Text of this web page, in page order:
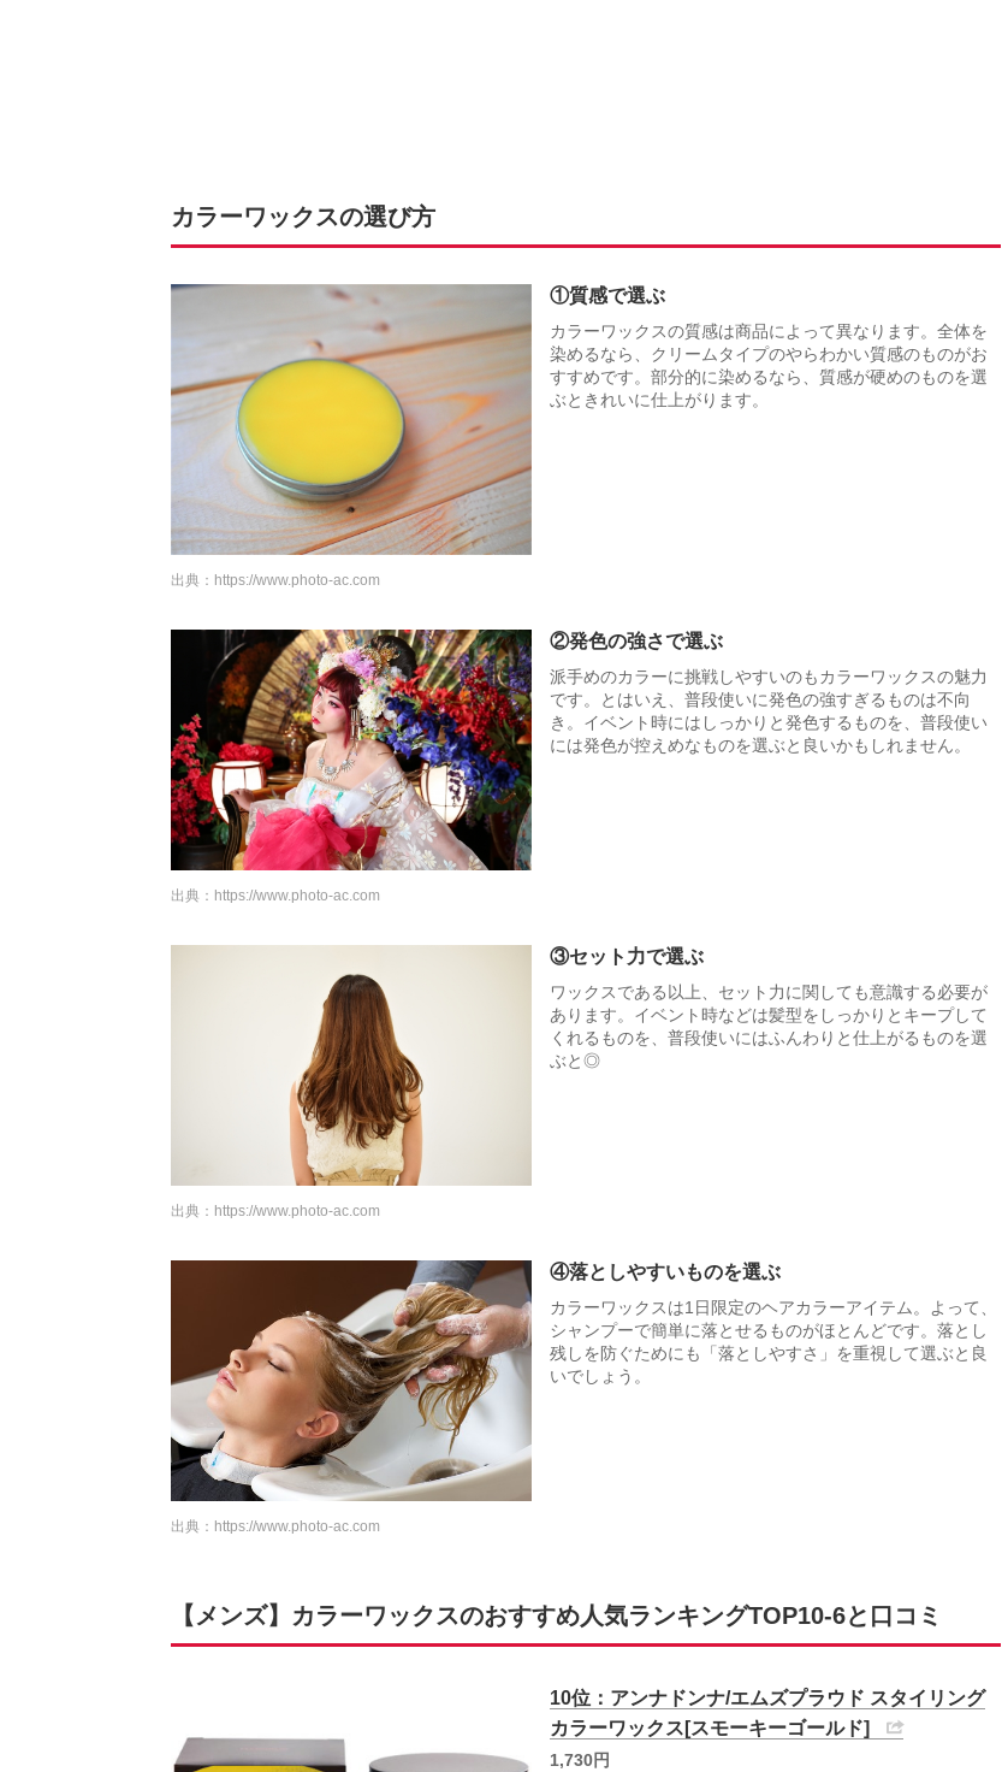
カラーワックスの選び方
①質感で選ぶ
カラーワックスの質感は商品によって異なります。全体を
染めるなら、クリームタイプのやらわかい質感のものがお
すすめです。部分的に染めるなら、質感が硬めのものを選
ぶときれいに仕上がります。
出典： https://www.photo-ac.com
②発色の強さで選ぶ
派手めのカラーに挑戦しやすいのもカラーワックスの魅力
です。とはいえ、普段使いに発色の強すぎるものは不向
き。イベント時にはしっかりと発色するものを、普段使い
には発色が控えめなものを選ぶと良いかもしれません。
出典： https://www.photo-ac.com
③セット力で選ぶ
ワックスである以上、セット力に関しても意識する必要が
あります。イベント時などは髪型をしっかりとキープして
くれるものを、普段使いにはふんわりと仕上がるものを選
ぶと◎
出典： https://www.photo-ac.com
④落としやすいものを選ぶ
カラーワックスは1日限定のヘアカラーアイテム。よって、
シャンプーで簡単に落とせるものがほとんどです。落とし
残しを防ぐためにも「落としやすさ」を重視して選ぶと良
いでしょう。
出典： https://www.photo-ac.com
【メンズ】カラーワックスのおすすめ人気ランキングTOP10-6と口コミ
10位：アンナドンナ/エムズプラウド スタイリング
カラーワックス[スモーキーゴールド]
1,730円